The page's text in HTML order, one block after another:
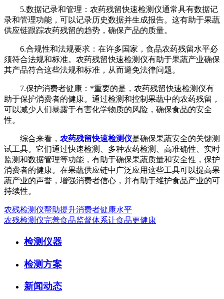
5.数据记录和管理：农药残留快速检测仪通常具有数据记
录和管理功能，可以记录历史数据并生成报告。这有助于果蔬
供应链跟踪农药残留的趋势，确保产品的质量。
6.合规性和法规要求：在许多国家，食品农药残留水平必
须符合法规和标准。农药残留快速检测仪有助于果蔬产业确保
其产品符合这些法规和标准，从而避免法律问题。
7.保护消费者健康：*重要的是，农药残留快速检测仪有
助于保护消费者的健康。通过检测和控制果蔬中的农药残留，
可以减少人们暴露于有害化学物质的风险，确保食品的安全
性。
综合来看， 农药残留快速检测仪是确保果蔬安全的关键测
试工具。它们通过快速检测、多种农药检测、高准确性、实时
监测和数据管理等功能，有助于确保果蔬质量和安全性，保护
消费者的健康。在果蔬供应链中广泛应用这些工具可以提高果
蔬产业的声誉，增强消费者信心，并有助于维护食品产业的可
持续性。
农残检测仪帮助提升消费者健康水平
农残检测仪完善食品监督体系让食品更健康
检测仪器
检测方案
新闻动态